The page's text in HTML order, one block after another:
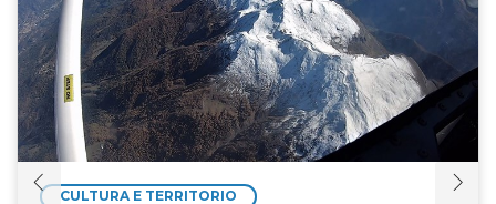
CULTURA E TERRITORIO